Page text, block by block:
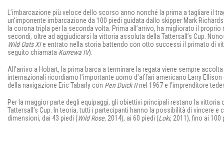
L’imbarcazione più veloce dello scorso anno nonché la prima a tagliare il
un’imponente imbarcazione da 100 piedi guidata dallo skipper Mark
la corona tripla per la seconda volta. Prima all’arrivo, ha migliorato il
secondi, oltre ad aggiudicarsi la vittoria assoluta della Tattersall’s Cup.
Wild Oats XIe entrato nella storia battendo con otto successi il primato di
seguito chiamata Kurrewa IV).
All’arrivo a Hobart, la prima barca a terminare la regata viene sempre
internazionali ricordiamo l’importante uomo d’affari americano Larry
della navigazione Eric Tabarly con Pen Duick IInel 1967 e l’imprenditore
Per la maggior parte degli equipaggi, gli obiettivi principali restano la
Tattersall’s Cup. In teoria, tutti i partecipanti hanno la possibilità di vincere
dimensioni, dai 43 piedi (Wild Rose, 2014), ai 60 piedi (Loki, 2011), fino ai 100